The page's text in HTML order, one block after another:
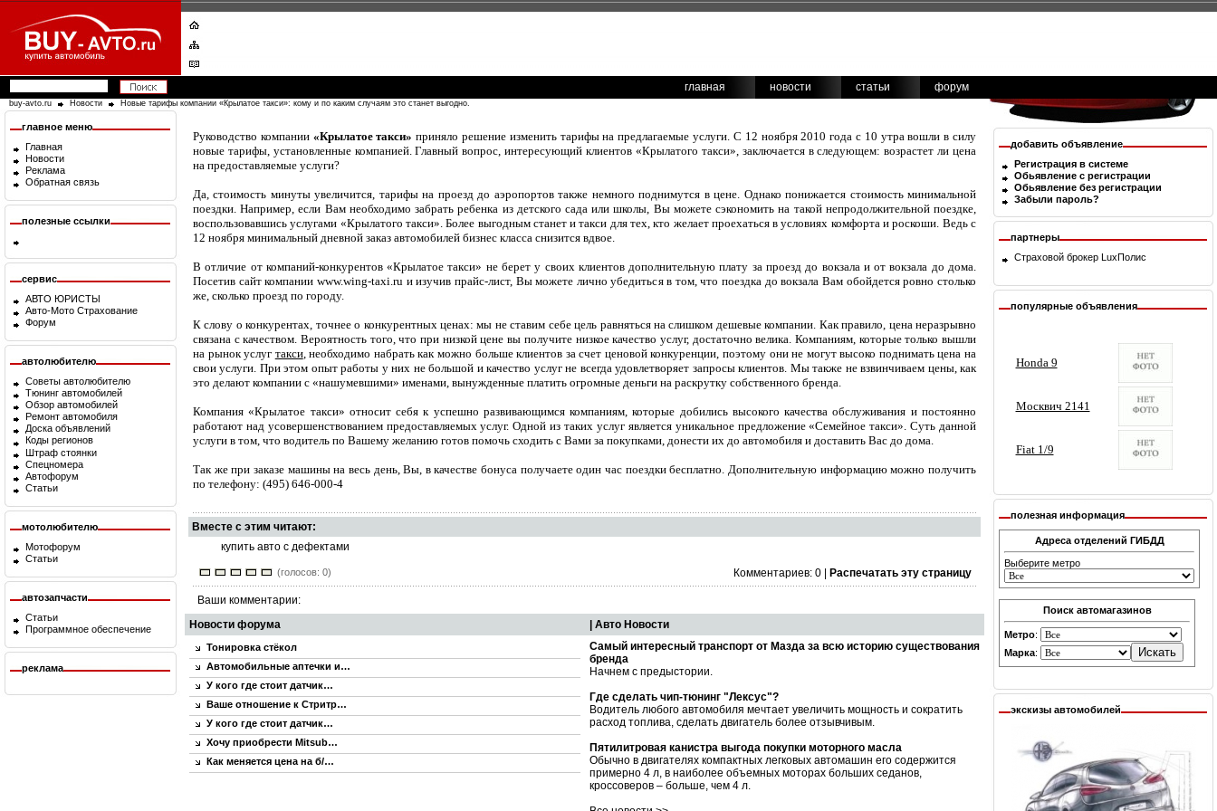
главная новости статьи форум
buy-avto.ru Новости Новые тарифы компании «Крылатое такси»: кому и по каким случаям это станет выгодно.
главное меню
Главная
Новости
Реклама
Обратная связь
полезные ссылки
сервис
АВТО ЮРИСТЫ
Авто-Мото Страхование
Форум
автолюбителю
Советы автолюбителю
Тюнинг автомобилей
Обзор автомобилей
Ремонт автомобиля
Доска объявлений
Коды регионов
Штраф стоянки
Спецномера
Автофорум
Статьи
мотолюбителю
Мотофорум
Статьи
автозапчасти
Статьи
Программное обеспечение
реклама
Руководство компании «Крылатое такси» приняло решение изменить тарифы на предлагаемые услуги. С 12 ноября 2010 года с 10 утра вошли в силу
новые тарифы, установленные компанией. Главный вопрос, интересующий клиентов «Крылатого такси», заключается в следующем: возрастет ли цена
на предоставляемые услуги?
Да, стоимость минуты увеличится, тарифы на проезд до аэропортов также немного поднимутся в цене. Однако понижается стоимость минимальной
поездки. Например, если Вам необходимо забрать ребенка из детского сада или школы, Вы можете сэкономить на такой непродолжительной поездке,
воспользовавшись услугами «Крылатого такси». Более выгодным станет и такси для тех, кто желает проехаться в условиях комфорта и роскоши. Ведь с
12 ноября минимальный дневной заказ автомобилей бизнес класса снизится вдвое.
В отличие от компаний-конкурентов «Крылатое такси» не берет у своих клиентов дополнительную плату за проезд до вокзала и от вокзала до дома.
Посетив сайт компании www.wing-taxi.ru и изучив прайс-лист, Вы можете лично убедиться в том, что поездка до вокзала Вам обойдется ровно столько
же, сколько проезд по городу.
К слову о конкурентах, точнее о конкурентных ценах: мы не ставим себе цель равняться на слишком дешевые компании. Как правило, цена неразрывно
связана с качеством. Вероятность того, что при низкой цене вы получите низкое качество услуг, достаточно велика. Компаниям, которые только вышли
на рынок услуг такси, необходимо набрать как можно больше клиентов за счет ценовой конкуренции, поэтому они не могут высоко поднимать цена на
свои услуги. При этом опыт работы у них не большой и качество услуг не всегда удовлетворяет запросы клиентов. Мы также не взвинчиваем цены, как
это делают компании с «нашумевшими» именами, вынужденные платить огромные деньги на раскрутку собственного бренда.
Компания «Крылатое такси» относит себя к успешно развивающимся компаниям, которые добились высокого качества обслуживания и постоянно
работают над усовершенствованием предоставляемых услуг. Одной из таких услуг является уникальное предложение «Семейное такси». Суть данной
услуги в том, что водитель по Вашему желанию готов помочь сходить с Вами за покупками, донести их до автомобиля и доставить Вас до дома.
Так же при заказе машины на весь день, Вы, в качестве бонуса получаете один час поездки бесплатно. Дополнительную информацию можно получить
по телефону: (495) 646-000-4
Вместе с этим читают:
купить авто с дефектами
(голосов: 0) Комментариев: 0 | Распечатать эту страницу
Ваши комментарии:
Новости форума
| Авто Новости
Тонировка стёкол
Автомобильные аптечки и…
У кого где стоит датчик…
Ваше отношение к Стритр…
У кого где стоит датчик…
Хочу приобрести Mitsub…
Как меняется цена на б/…
Самый интересный транспорт от Мазда за всю историю существования
бренда
Начнем с предыстории.
Где сделать чип-тюнинг "Лексус"?
Водитель любого автомобиля мечтает увеличить мощность и сократить
расход топлива, сделать двигатель более отзывчивым.
Пятилитровая канистра выгода покупки моторного масла
Обычно в двигателях компактных легковых автомашин его содержится
примерно 4 л, в наиболее объемных моторах больших седанов,
кроссоверов – больше, чем 4 л.
добавить объявление
Регистрация в системе
Обьявление с регистрации
Обьявление без регистрации
Забыли пароль?
партнеры
Страховой брокер LuxПолис
популярные объявления
полезная информация
Адреса отделений ГИБДД
Выберите метро
Поиск автомагазинов
Метро:
Марка:
экскизы автомобилей